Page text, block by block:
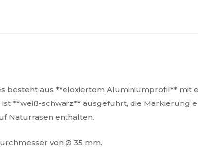
besteht aus **eloxiertem Aluminiumprofil** mit
**weiß-schwarz** ausgeführt, die Markierung
Naturrasen enthalten.
von Ø 35 mm.